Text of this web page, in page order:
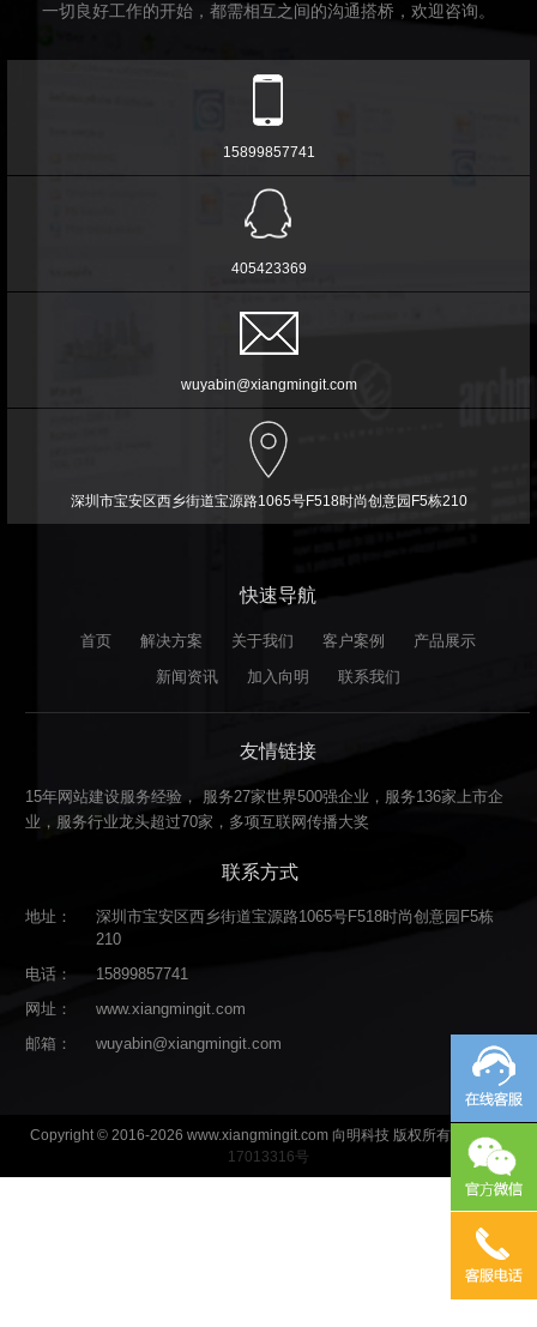
一切良好工作的开始，都需相互之间的沟通搭桥，欢迎咨询。
15899857741
405423369
wuyabin@xiangmingit.com
深圳市宝安区西乡街道宝源路1065号F518时尚创意园F5栋210
快速导航
首页 解决方案 关于我们 客户案例
产品展示
新闻资讯
加入向明 联系我们
友情链接
15年网站建设服务经验， 服务27家世界500强企业，服务136家上市企
业，服务行业龙头超过70家，多项互联网传播大奖
联系方式
地址：
深圳市宝安区西乡街道宝源路1065号F518时尚创意园F5栋
210
电话：
15899857741
网址：
www.xiangmingit.com
邮箱：
wuyabin@xiangmingit.com
Copyright © 2016-2026 www.xiangmingit.com 向明科技 版权所有
粤ICP备
17013316号